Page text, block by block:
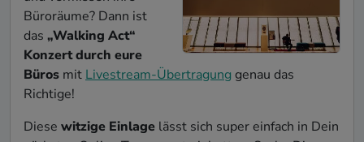
Büroräume? Dann ist
das „Walking Act“
Konzert durch eure
Büros mit Livestream-Übertragung genau das
Richtige!
Diese witzige Einlage lässt sich super einfach in Dein